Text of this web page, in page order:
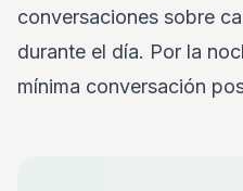
conversaciones sobre
durante el día. Por la
mínima conversación